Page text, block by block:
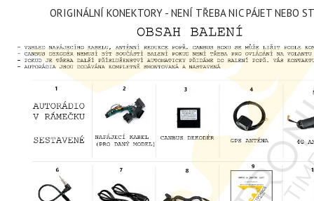
ORIGINÁLNÍ KONEKTORY - NENÍ TŘEBA NIC PÁJET NEBO